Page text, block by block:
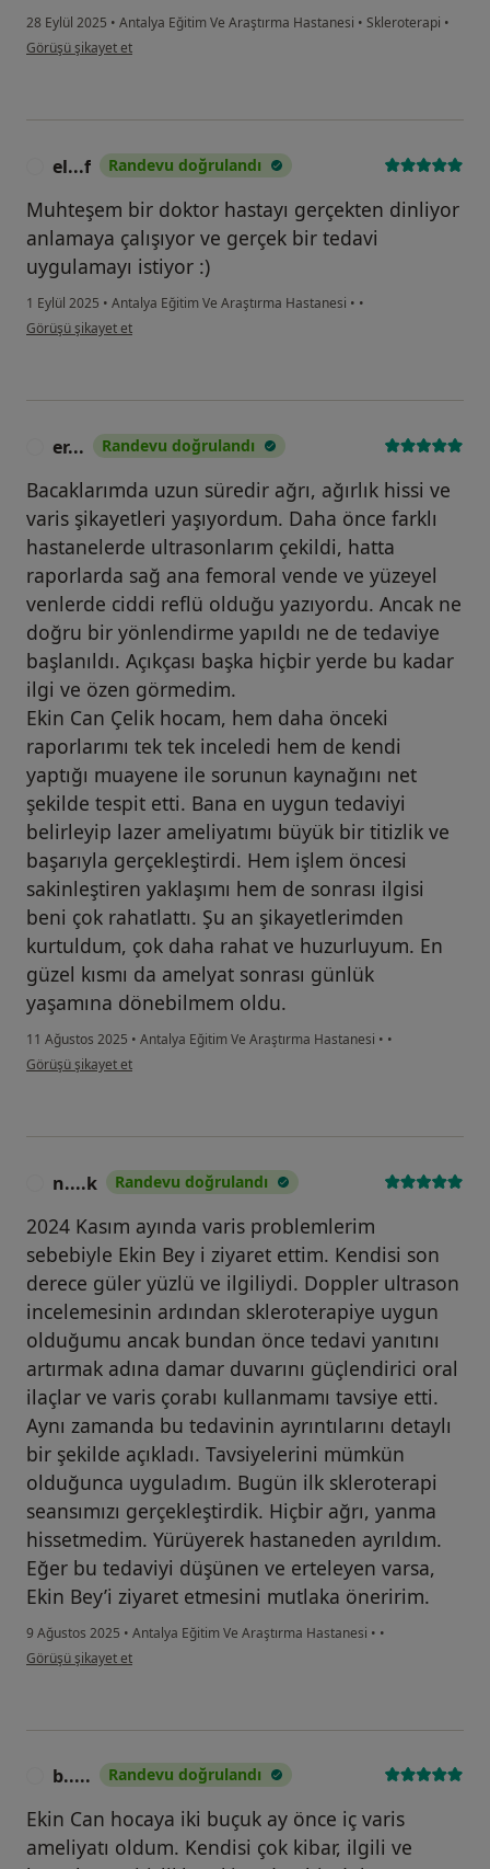
28 Eylül 2025 • Antalya Eğitim Ve Araştırma Hastanesi • Skleroterapi •
kullanıcının görüşüne göre on....
Görüşü şikayet et
el...f Randevu doğrulandı
Muhteşem bir doktor hastayı gerçekten dinliyor
anlamaya çalışıyor ve gerçek bir tedavi
uygulamayı istiyor :)
1 Eylül 2025 • Antalya Eğitim Ve Araştırma Hastanesi • •
kullanıcının görüşüne göre el...f
Görüşü şikayet et
er... Randevu doğrulandı
Bacaklarımda uzun süredir ağrı, ağırlık hissi ve
varis şikayetleri yaşıyordum. Daha önce farklı
hastanelerde ultrasonlarım çekildi, hatta
raporlarda sağ ana femoral vende ve yüzeyel
venlerde ciddi reflü olduğu yazıyordu. Ancak ne
doğru bir yönlendirme yapıldı ne de tedaviye
başlanıldı. Açıkçası başka hiçbir yerde bu kadar
ilgi ve özen görmedim.
Ekin Can Çelik hocam, hem daha önceki
raporlarımı tek tek inceledi hem de kendi
yaptığı muayene ile sorunun kaynağını net
şekilde tespit etti. Bana en uygun tedaviyi
belirleyip lazer ameliyatımı büyük bir titizlik ve
başarıyla gerçekleştirdi. Hem işlem öncesi
sakinleştiren yaklaşımı hem de sonrası ilgisi
beni çok rahatlattı. Şu an şikayetlerimden
kurtuldum, çok daha rahat ve huzurluyum. En
güzel kısmı da amelyat sonrası günlük
yaşamına dönebilmem oldu.
11 Ağustos 2025 • Antalya Eğitim Ve Araştırma Hastanesi • •
kullanıcının görüşüne göre er...
Görüşü şikayet et
n....k Randevu doğrulandı
2024 Kasım ayında varis problemlerim
sebebiyle Ekin Bey i ziyaret ettim. Kendisi son
derece güler yüzlü ve ilgiliydi. Doppler ultrason
incelemesinin ardından skleroterapiye uygun
olduğumu ancak bundan önce tedavi yanıtını
artırmak adına damar duvarını güçlendirici oral
ilaçlar ve varis çorabı kullanmamı tavsiye etti.
Aynı zamanda bu tedavinin ayrıntılarını detaylı
bir şekilde açıkladı. Tavsiyelerini mümkün
olduğunca uyguladım. Bugün ilk skleroterapi
seansımızı gerçekleştirdik. Hiçbir ağrı, yanma
hissetmedim. Yürüyerek hastaneden ayrıldım.
Eğer bu tedaviyi düşünen ve erteleyen varsa,
Ekin Bey’i ziyaret etmesini mutlaka öneririm.
9 Ağustos 2025 • Antalya Eğitim Ve Araştırma Hastanesi • •
kullanıcının görüşüne göre n....k
Görüşü şikayet et
b..... Randevu doğrulandı
Ekin Can hocaya iki buçuk ay önce iç varis
ameliyatı oldum. Kendisi çok kibar, ilgili ve